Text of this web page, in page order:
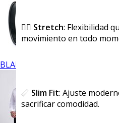
BLANCOS
🏃‍♂️ Stretch: Flexibilidad
movimiento en todo
📏 Slim Fit: Ajuste
sacrificar comodidad.